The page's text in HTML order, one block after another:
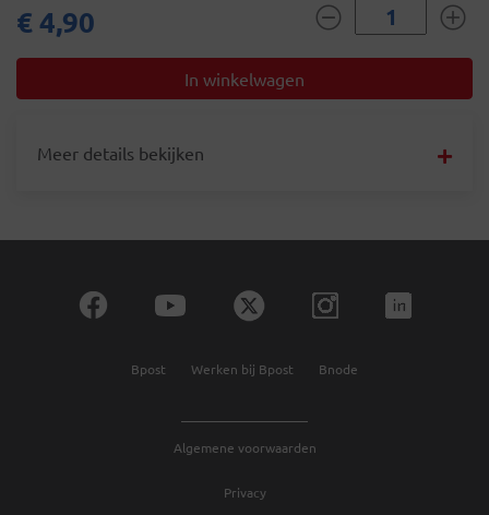
€ 4,90
Meer details bekijken
Algemene voorwaarden
Privacy
Bpost Werken bij Bpost Bnode